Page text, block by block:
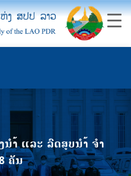
ຳ້ ແລະ ລົດສູບນຳ້ ຈໍາ
ຄັນ